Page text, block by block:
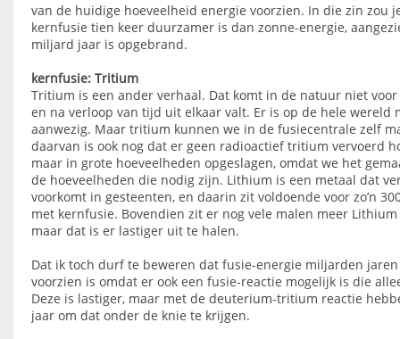
van de huidige hoeveelheid energie voorzien. In die zin zou
kernfusie tien keer duurzamer is dan zonne-energie,
miljard jaar is opgebrand.
kernfusie: Tritium
Tritium is een ander verhaal. Dat komt in de natuur niet
en na verloop van tijd uit elkaar valt. Er is op de hele wereld
aanwezig. Maar tritium kunnen we in de fusiecentrale zelf
daarvan is ook nog dat er geen radioactief tritium vervoerd
maar in grote hoeveelheden opgeslagen, omdat we het
de hoeveelheden die nodig zijn. Lithium is een metaal dat
voorkomt in gesteenten, en daarin zit voldoende voor zo’n
met kernfusie. Bovendien zit er nog vele malen meer
maar dat is er lastiger uit te halen.
Dat ik toch durf te beweren dat fusie-energie miljarden
voorzien is omdat er ook een fusie-reactie mogelijk is die
Deze is lastiger, maar met de deuterium-tritium reactie
jaar om dat onder de knie te krijgen.